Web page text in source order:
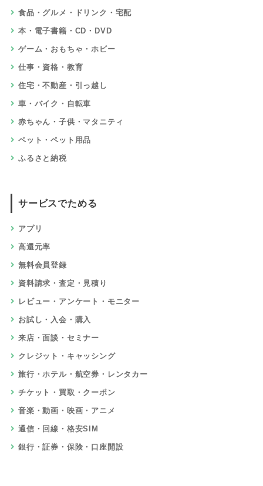
食品・グルメ・ドリンク・宅配
本・電子書籍・CD・DVD
ゲーム・おもちゃ・ホビー
仕事・資格・教育
住宅・不動産・引っ越し
車・バイク・自転車
赤ちゃん・子供・マタニティ
ペット・ペット用品
ふるさと納税
サービスでためる
アプリ
高還元率
無料会員登録
資料請求・査定・見積り
レビュー・アンケート・モニター
お試し・入会・購入
来店・面談・セミナー
クレジット・キャッシング
旅行・ホテル・航空券・レンタカー
チケット・買取・クーポン
音楽・動画・映画・アニメ
通信・回線・格安SIM
銀行・証券・保険・口座開設